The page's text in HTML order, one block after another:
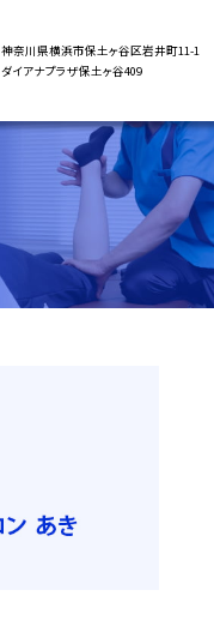
神奈川県横浜市保土ヶ谷区岩井町11-1
ダイアナプラザ保土ヶ谷409